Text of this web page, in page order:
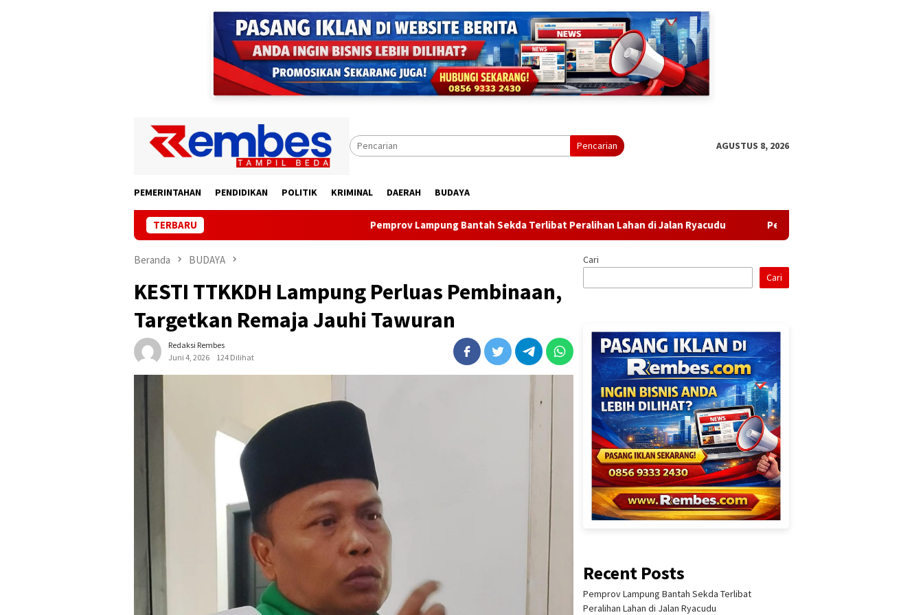
Pencarian AGUSTUS 8, 2026
PEMERINTAHAN PENDIDIKAN POLITIK KRIMINAL DAERAH BUDAYA
TERBARU Pemprov Lampung Bantah Sekda Terlibat Peralihan Lahan di Jalan Ryacudu Pendapatan Turun, Belanja Naik: APBD
Beranda BUDAYA
KESTI TTKKDH Lampung Perluas Pembinaan,
Targetkan Remaja Jauhi Tawuran
Redaksi Rembes
Juni 4, 2026
124 Dilihat
Cari
Cari
Recent Posts
Pemprov Lampung Bantah Sekda Terlibat
Peralihan Lahan di Jalan Ryacudu